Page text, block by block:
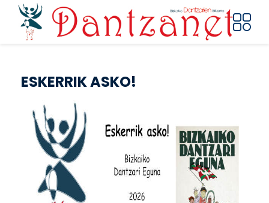
Skip to main content
ESKERRIK ASKO!